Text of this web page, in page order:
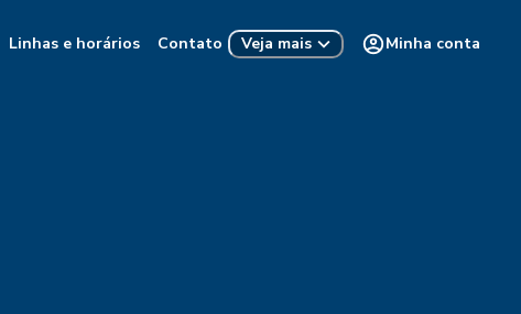
Linhas e horários Contato Veja mais Minha conta